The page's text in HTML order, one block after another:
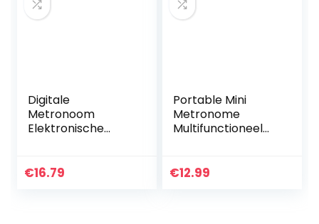
Digitale
Metronoom
Elektronische
Clip-on LCD
€16.79
Portable Mini
Metronome
Multifunctioneel
voor Piano Viool
€12.99